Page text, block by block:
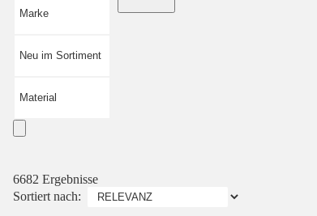
Marke
Neu im Sortiment
Material
6682 Ergebnisse
Sortiert nach: